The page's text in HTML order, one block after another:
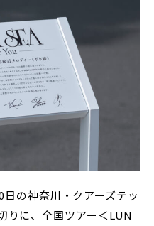
の神奈川・クアーズテッ
りに、全国ツアー＜LUN